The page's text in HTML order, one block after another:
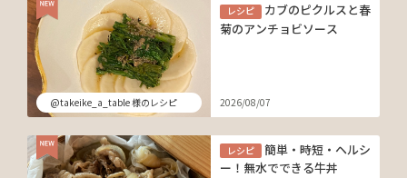
@takeike_a_table 様のレシピ
レシピ
カブのピクルスと春
菊のアンチョビソース
2026/08/07
レシピ
簡単・時短・ヘルシ
ー！無水でできる牛丼